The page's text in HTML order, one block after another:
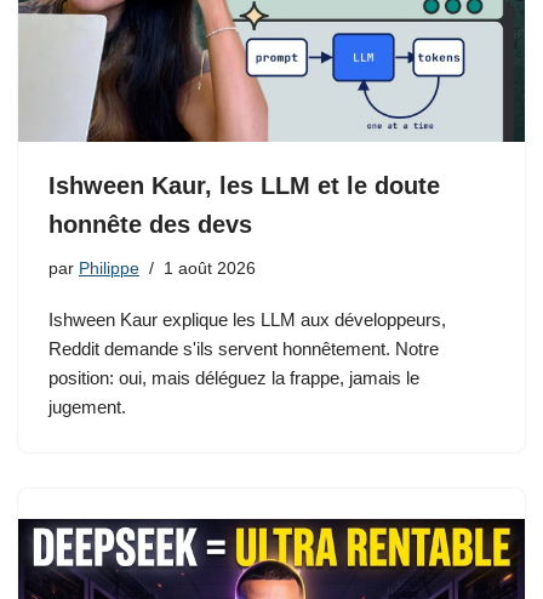
Ishween Kaur, les LLM et le doute
honnête des devs
par Philippe 1 août 2026
Ishween Kaur explique les LLM aux développeurs,
Reddit demande s'ils servent honnêtement. Notre
position: oui, mais déléguez la frappe, jamais le
jugement.